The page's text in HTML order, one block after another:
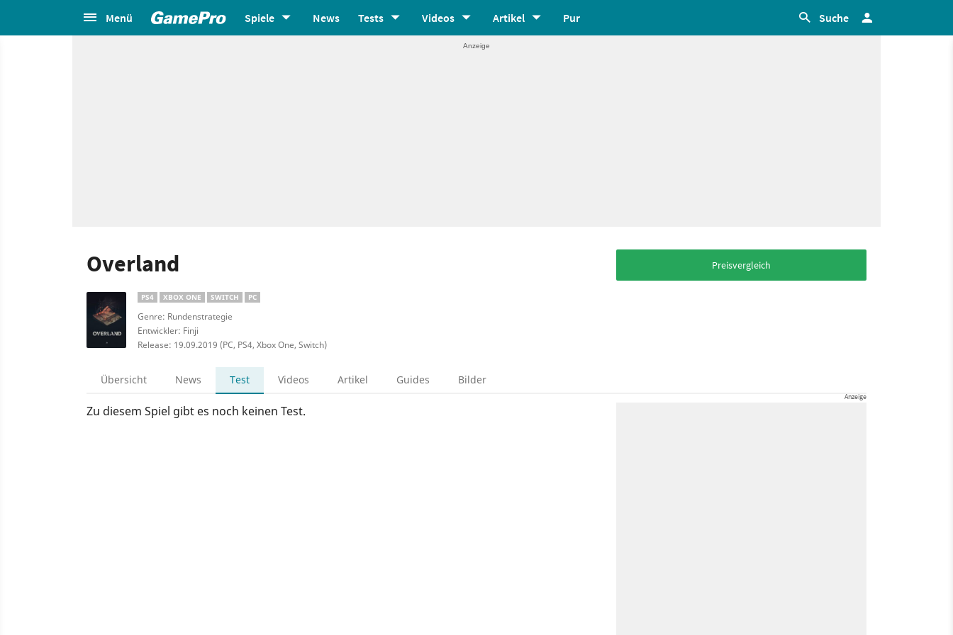
Menü Spiele News Tests Videos Artikel Pur Suche
Overland
PS4 XBOX ONE SWITCH PC
Genre: Rundenstrategie
Entwickler: Finji
Release: 19.09.2019 (PC, PS4, Xbox One, Switch)
Preisvergleich
Übersicht News Test Videos Artikel Guides Bilder
Zu diesem Spiel gibt es noch keinen Test.